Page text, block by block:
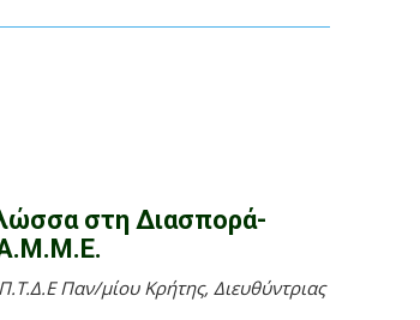
στη Διασπορά-
Παν/μίου Κρήτης, Διευθύντριας